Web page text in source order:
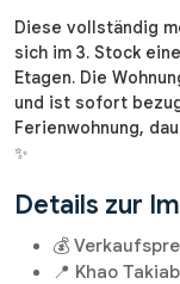
Diese vollständig
sich im 3. Stock
Etagen. Die
und ist sofort
Ferienwohnung,
✨
Details zur
💰
📍 Khao